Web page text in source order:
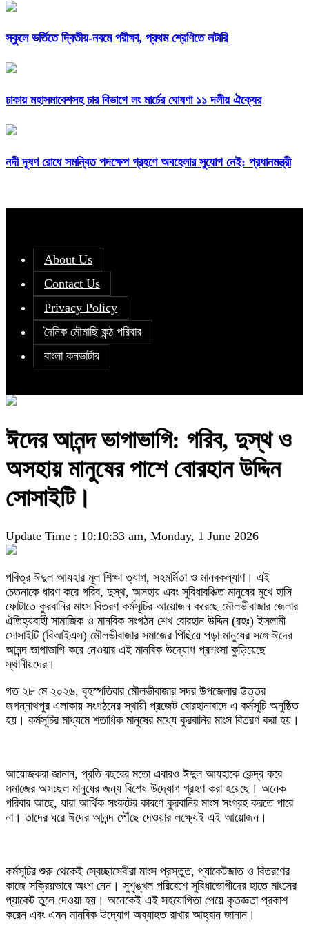
স্কুলে ভর্তিতে দ্বিতীয়-নবমে পরীক্ষা, প্রথম শ্রেণিতে লটারি
ঢাকায় মহাসমাবেশসহ চার বিভাগে লং মার্চের ঘোষণা ১১ দলীয় ঐক্যের
নদী দূষণ রোধে সমন্বিত পদক্ষেপ গ্রহণে অবহেলার সুযোগ নেই: প্রধানমন্ত্রী
About Us
Contact Us
Privacy Policy
দৈনিক মৌমাছি কন্ঠ পরিবার
বাংলা কনভার্টার
ঈদের আনন্দ ভাগাভাগি: গরিব, দুস্থ ও
অসহায় মানুষের পাশে বোরহান উদ্দিন
সোসাইটি।
Update Time : 10:10:33 am, Monday, 1 June 2026
পবিত্র ঈদুল আযহার মূল শিক্ষা ত্যাগ, সহমর্মিতা ও মানবকল্যাণ। এই
চেতনাকে ধারণ করে গরিব, দুস্থ, অসহায় এবং সুবিধাবঞ্চিত মানুষের মুখে হাসি
ফোটাতে কুরবানির মাংস বিতরণ কর্মসূচির আয়োজন করেছে মৌলভীবাজার জেলার
ঐতিহ্যবাহী সামাজিক ও মানবিক সংগঠন শেখ বোরহান উদ্দিন (রহঃ) ইসলামী
সোসাইটি (বিআইএস) মৌলভীবাজার সমাজের পিছিয়ে পড়া মানুষের সঙ্গে ঈদের
আনন্দ ভাগাভাগি করে নেওয়ার এই মানবিক উদ্যোগ প্রশংসা কুড়িয়েছে
স্থানীয়দের।
গত ২৮ মে ২০২৬, বৃহস্পতিবার মৌলভীবাজার সদর উপজেলার উত্তর
জগন্নাথপুর এলাকায় সংগঠনের স্থায়ী প্রজেক্ট বোরহানাবাদে এ কর্মসূচি অনুষ্ঠিত
হয়। কর্মসূচির মাধ্যমে শতাধিক মানুষের মধ্যে কুরবানির মাংস বিতরণ করা হয়।
আয়োজকরা জানান, প্রতি বছরের মতো এবারও ঈদুল আযহাকে কেন্দ্র করে
সমাজের অসচ্ছল মানুষের জন্য বিশেষ উদ্যোগ গ্রহণ করা হয়েছে। অনেক
পরিবার আছে, যারা আর্থিক সংকটের কারণে কুরবানির মাংস সংগ্রহ করতে পারে
না। তাদের ঘরে ঈদের আনন্দ পৌঁছে দেওয়ার লক্ষ্যেই এই আয়োজন।
কর্মসূচির শুরু থেকেই স্বেচ্ছাসেবীরা মাংস প্রস্তুত, প্যাকেটজাত ও বিতরণের
কাজে সক্রিয়ভাবে অংশ নেন। সুশৃঙ্খল পরিবেশে সুবিধাভোগীদের হাতে মাংসের
প্যাকেট তুলে দেওয়া হয়। অনেকেই এই সহযোগিতা পেয়ে কৃতজ্ঞতা প্রকাশ
করেন এবং এমন মানবিক উদ্যোগ অব্যাহত রাখার আহ্বান জানান।